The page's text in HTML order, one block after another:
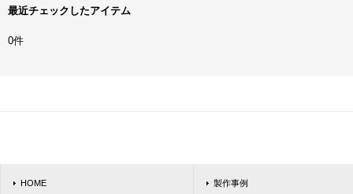
最近チェックしたアイテム
0件
HOME 製作事例